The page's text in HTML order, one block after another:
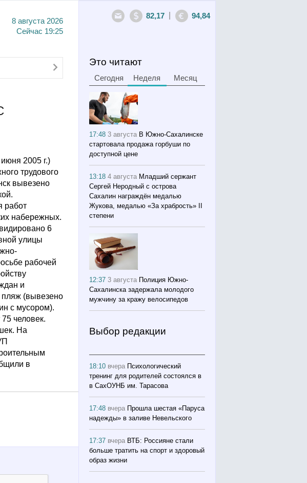
8 августа 2026
Сейчас 19:25
82,17 94,84
2005 г.)
трудового
вывезено
работ
набережных.
6
улицы
рабочей
и
пляж (вывезено
с мусором).
человек.
На
в
Это читают
Сегодня Неделя Месяц
17:483 августа В Южно-Сахалинске
стартовала продажа горбуши по
доступной цене
13:184 августа Младший сержант
Сергей Неродный с острова
Сахалин награждён медалью
Жукова, медалью «За храбрость» II
степени
12:373 августа Полиция Южно-
Сахалинска задержала молодого
мужчину за кражу велосипедов
Выбор редакции
18:10 вчера Психологический
тренинг для родителей состоялся в
в СахОУНБ им. Тарасова
17:48 вчера Прошла шестая «Паруса
надежды» в заливе Невельского
17:37 вчера ВТБ: Россияне стали
больше тратить на спорт и здоровый
образ жизни